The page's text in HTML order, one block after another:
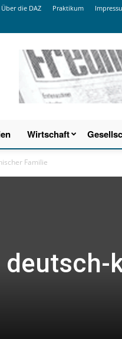
Über die DAZ Praktikum
Wirtschaft
Familie
deutsch-